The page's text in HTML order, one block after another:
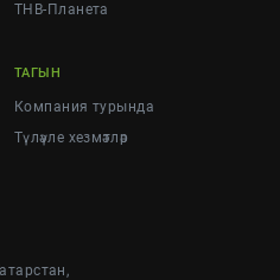
ТНВ-Планета
ТАГЫН
Компания турында
Түләүле хезмәтләр